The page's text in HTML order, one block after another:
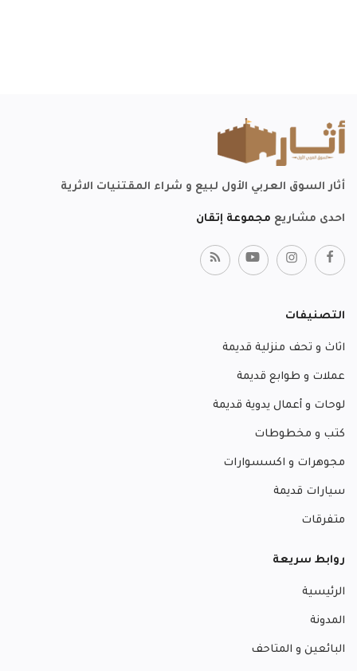
أثار السوق العربي الأول لبيع و شراء المقتنيات الاثرية
احدى مشاريع مجموعة إتقان
التصنيفات
اثاث و تحف منزلية قديمة
عملات و طوابع قديمة
لوحات و أعمال يدوية قديمة
كتب و مخطوطات
مجوهرات و اكسسوارات
سيارات قديمة
متفرقات
روابط سريعة
الرئيسية
المدونة
البائعين و المتاحف